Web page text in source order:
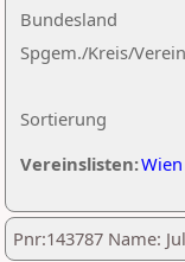
Sortierung
Bundesland
Spgem./Kreis/Verein
Vereinslisten:Wien
Pnr:143787 Name: